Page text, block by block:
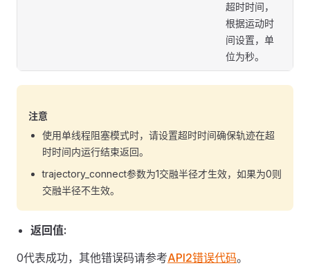
超时时间，
根据运动时
间设置，单
位为秒。
注意
使用单线程阻塞模式时，请设置超时时间确保轨迹在超
时时间内运行结束返回。
trajectory_connect参数为1交融半径才生效，如果为0则
交融半径不生效。
返回值:
0代表成功，其他错误码请参考API2错误代码。